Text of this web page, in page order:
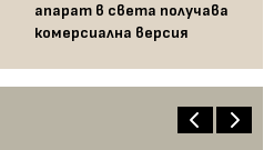
апарат в света получава
комерсиална версия